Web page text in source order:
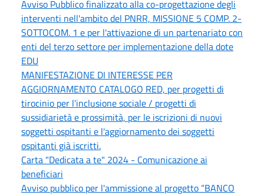
Avviso Pubblico finalizzato alla co-progettazione degli
interventi nell'ambito del PNRR, MISSIONE 5 COMP. 2-
SOTTOCOM. 1 e per l'attivazione di un partenariato con
enti del terzo settore per implementazione della dote
EDU
MANIFESTAZIONE DI INTERESSE PER
AGGIORNAMENTO CATALOGO RED, per progetti di
tirocinio per l'inclusione sociale / progetti di
sussidiarietà e prossimità, per le iscrizioni di nuovi
soggetti ospitanti e l'aggiornamento dei soggetti
ospitanti già iscritti.
Carta "Dedicata a te" 2024 - Comunicazione ai
beneficiari
Avviso pubblico per l'ammissione al progetto “BANCO